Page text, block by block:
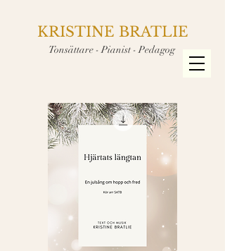
KRISTINE BRATLIE
Tonsättare - Pianist - Pedagog